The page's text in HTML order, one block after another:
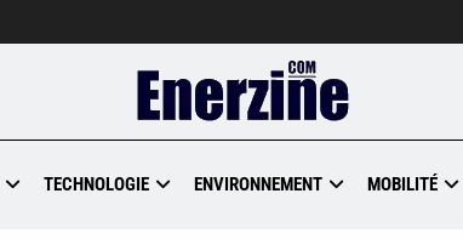
TECHNOLOGIE ENVIRONNEMENT MOBILITÉ